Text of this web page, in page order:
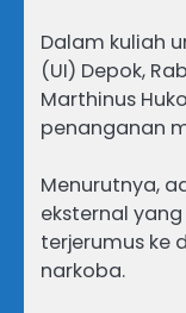
Dalam kuliah
(UI) Depok,
Marthinus
penanganan
Menurutnya,
eksternal
terjerumus ke
narkoba.